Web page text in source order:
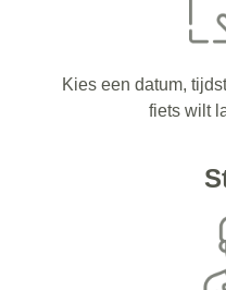
Kies een datum,
fiets wilt